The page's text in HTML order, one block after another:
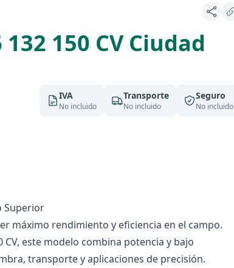
150 CV Ciudad
IVA
No incluido
Transporte
No incluido
Seguro
No incluido
Superior
máximo rendimiento y eficiencia en el campo.
este modelo combina potencia y bajo
transporte y aplicaciones de precisión.